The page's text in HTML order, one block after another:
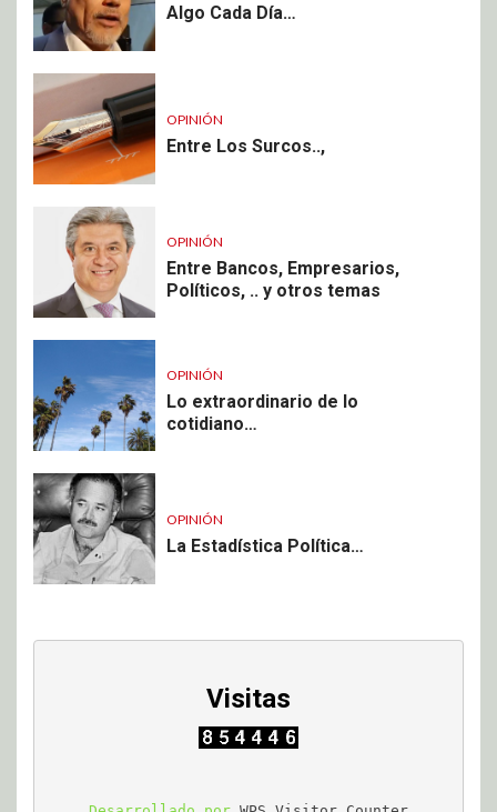
Algo Cada Día…
OPINIÓN
Entre Los Surcos..,
OPINIÓN
Entre Bancos, Empresarios,
Políticos, .. y otros temas
OPINIÓN
Lo extraordinario de lo
cotidiano…
OPINIÓN
La Estadística Política…
Visitas